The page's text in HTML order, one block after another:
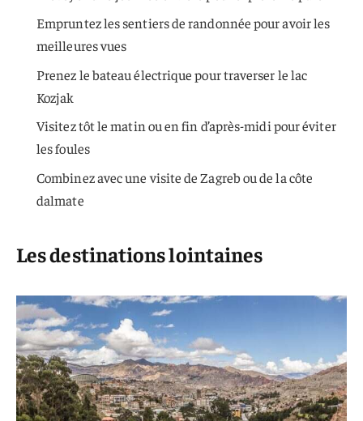
Empruntez les sentiers de randonnée pour avoir les
meilleures vues
Prenez le bateau électrique pour traverser le lac
Kozjak
Visitez tôt le matin ou en fin d’après-midi pour éviter
les foules
Combinez avec une visite de Zagreb ou de la côte
dalmate
Les destinations lointaines